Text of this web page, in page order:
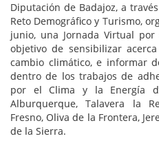
Diputación de Badajoz, a
Reto Demográfico y Turismo,
junio, una Jornada Virtual
objetivo de sensibilizar
cambio climático, e informar
dentro de los trabajos de
por el Clima y la Energía
Alburquerque, Talavera la
Fresno, Oliva de la Frontera,
de la Sierra.